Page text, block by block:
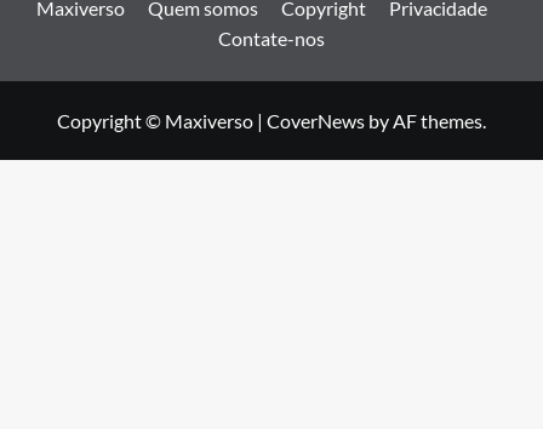
Maxiverso Quem somos Copyright
Privacidade
Contate-nos
Copyright © Maxiverso | CoverNews by AF themes.